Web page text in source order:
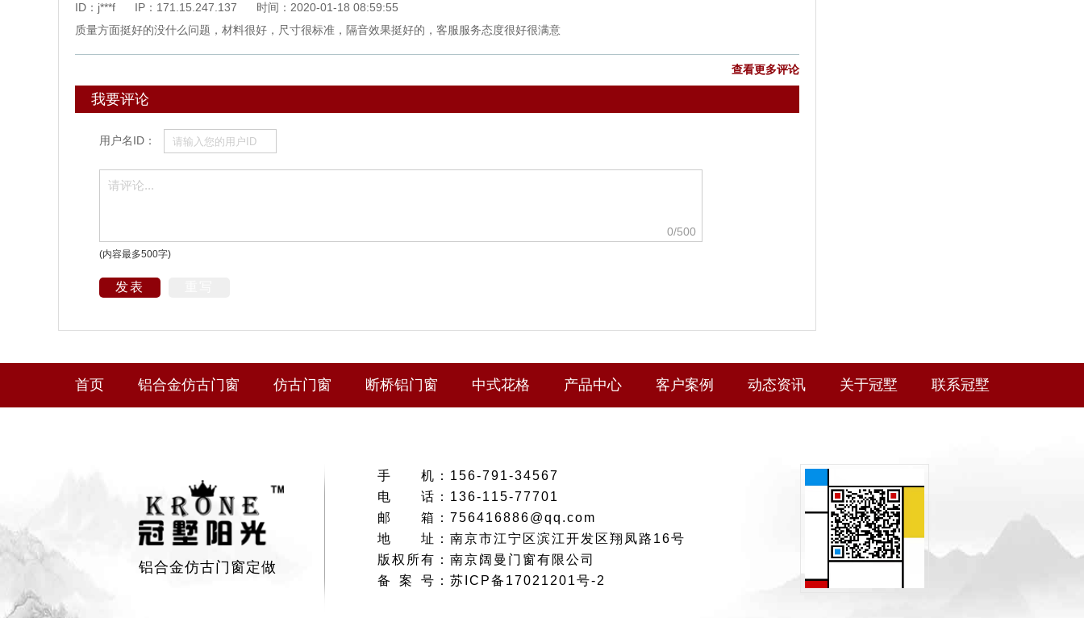
ID：j***f IP：171.15.247.137 时间： 2020-01-18 08:59:55
质量方面挺好的没什么问题，材料很好，尺寸很标准，隔音效果挺好的，客服服务态度很好很满意
查看更多评论
我要评论
用户名ID：
0/500
(内容最多500字)
发表
首页 铝合金仿古门窗 仿古门窗 断桥铝门窗 中式花格 产品中心 客户案例 动态资讯 关于冠墅 联系冠墅
铝合金仿古门窗定做
手 机： 156-791-34567
电
话： 136-115-77701
邮
箱： 756416886@qq.com
地
址： 南京市江宁区滨江开发区翔凤路16号
版权所有：南京阔曼门窗有限公司
备
案 号： 苏ICP备17021201号-2